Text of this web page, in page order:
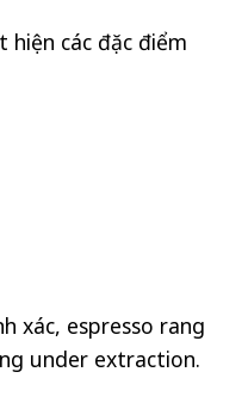
hiện các đặc điểm
xác, espresso rang
under extraction.